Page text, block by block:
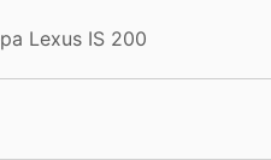
Lexus IS 200